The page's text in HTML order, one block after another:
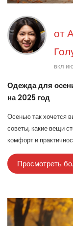
от
вкл
Одежда для
на 2025 год
Осенью так хочется
советы, какие вещи
комфорт и
Просмотреть